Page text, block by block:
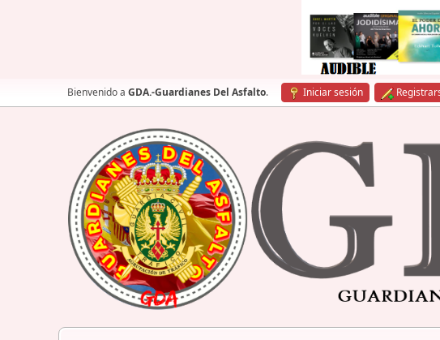
Bienvenido a GDA.-Guardianes Del Asfalto. Iniciar sesión